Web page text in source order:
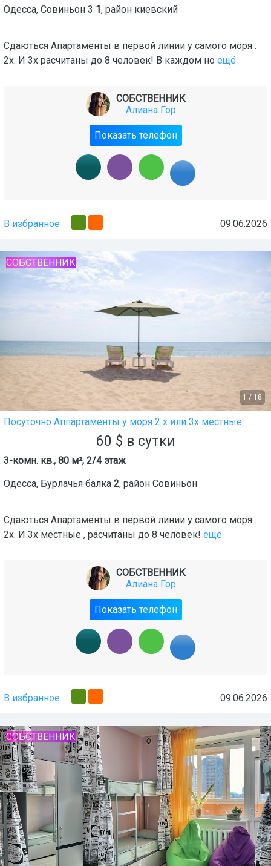
Одесса, Совиньон 3 1, район киевский
Сдаються Апартаменты в первой линии у самого моря .
2х. И 3х расчитаны до 8 человек! В каждом но ещё
СОБСТВЕННИК
Алиана Гор
Показать телефон
В избранное 09.06.2026
1 / 18
СОБСТВЕННИК
Посуточно Аппартаменты у моря 2 х или 3х местные
60 $ в сутки
3-комн. кв., 80 м², 2/4 этаж
Одесса, Бурлачья балка 2, район Совиньон
Сдаються Апартаменты в первой линии у самого моря .
2х. И 3х местные , расчитаны до 8 человек! ещё
СОБСТВЕННИК
Алиана Гор
Показать телефон
В избранное 09.06.2026
СОБСТВЕННИК